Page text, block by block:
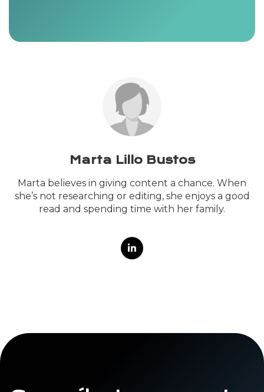
Marta Lillo Bustos
Marta believes in giving content a chance. When
she’s not researching or editing, she enjoys a good
read and spending time with her family.